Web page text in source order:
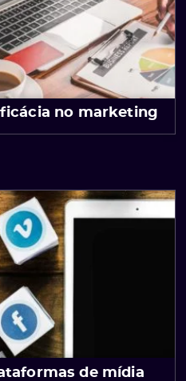
no marketing
de mídia